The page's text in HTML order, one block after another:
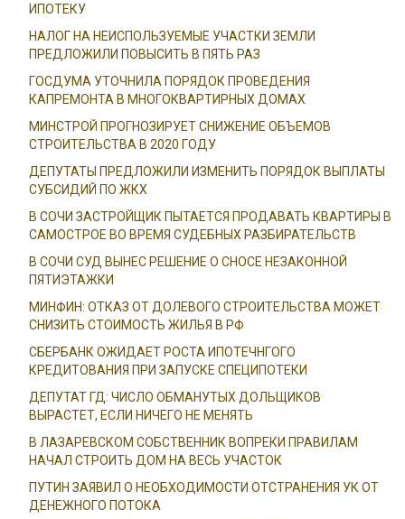
ИПОТЕКУ
НАЛОГ НА НЕИСПОЛЬЗУЕМЫЕ УЧАСТКИ ЗЕМЛИ
ПРЕДЛОЖИЛИ ПОВЫСИТЬ В ПЯТЬ РАЗ
ГОСДУМА УТОЧНИЛА ПОРЯДОК ПРОВЕДЕНИЯ
КАПРЕМОНТА В МНОГОКВАРТИРНЫХ ДОМАХ
МИНСТРОЙ ПРОГНОЗИРУЕТ СНИЖЕНИЕ ОБЪЕМОВ
СТРОИТЕЛЬСТВА В 2020 ГОДУ
ДЕПУТАТЫ ПРЕДЛОЖИЛИ ИЗМЕНИТЬ ПОРЯДОК ВЫПЛАТЫ
СУБСИДИЙ ПО ЖКХ
В СОЧИ ЗАСТРОЙЩИК ПЫТАЕТСЯ ПРОДАВАТЬ КВАРТИРЫ В
САМОСТРОЕ ВО ВРЕМЯ СУДЕБНЫХ РАЗБИРАТЕЛЬСТВ
В СОЧИ СУД ВЫНЕС РЕШЕНИЕ О СНОСЕ НЕЗАКОННОЙ
ПЯТИЭТАЖКИ
МИНФИН: ОТКАЗ ОТ ДОЛЕВОГО СТРОИТЕЛЬСТВА МОЖЕТ
СНИЗИТЬ СТОИМОСТЬ ЖИЛЬЯ В РФ
СБЕРБАНК ОЖИДАЕТ РОСТА ИПОТЕЧНГОГО
КРЕДИТОВАНИЯ ПРИ ЗАПУСКЕ СПЕЦИПОТЕКИ
ДЕПУТАТ ГД: ЧИСЛО ОБМАНУТЫХ ДОЛЬЩИКОВ
ВЫРАСТЕТ, ЕСЛИ НИЧЕГО НЕ МЕНЯТЬ
В ЛАЗАРЕВСКОМ СОБСТВЕННИК ВОПРЕКИ ПРАВИЛАМ
НАЧАЛ СТРОИТЬ ДОМ НА ВЕСЬ УЧАСТОК
ПУТИН ЗАЯВИЛ О НЕОБХОДИМОСТИ ОТСТРАНЕНИЯ УК ОТ
ДЕНЕЖНОГО ПОТОКА